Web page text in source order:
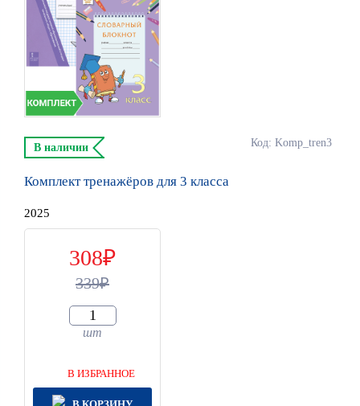
Код: Komp_tren3
В наличии
Комплект тренажёров для 3 класса
2025
308
339
шт
В ИЗБРАННОЕ
В КОРЗИНУ